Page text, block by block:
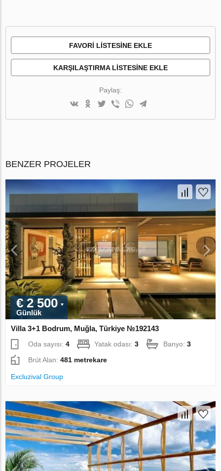
FAVORI LISTESINE EKLE
KARŞILAŞTIRMA LISTESINE EKLE
Paylaş:
BENZER PROJELER
€ 2 500
Günlük
Villa 3+1 Bodrum, Muğla, Türkiye №192143
Oda sayısı:4 Yatak odası:3 Banyo:3
Brüt Alan:481 metrekare
Excluzival Group